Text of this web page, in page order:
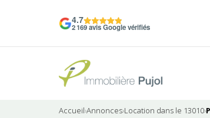
4.7
2 169 avis Google vérifiés
Accueil›Annonces›Location dans le 13010›